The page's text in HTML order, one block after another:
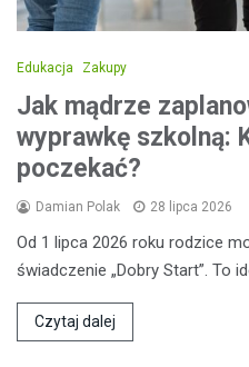
Edukacja Zakupy
Jak mądrze
wyprawkę szkolną:
poczekać?
Damian Polak 28 lipca 2026
Od 1 lipca 2026 roku rodzice
świadczenie „Dobry Start”. To
Czytaj dalej